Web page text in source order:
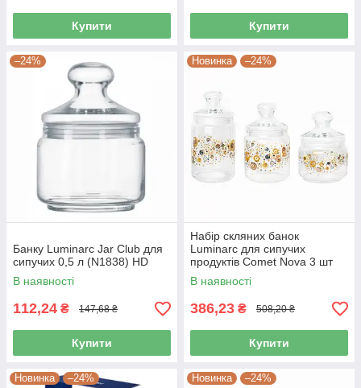
Купити Купити
–24%
Банку Luminarc Jar Club для
сипучих 0,5 л (N1838) HD
В наявності
112,24 ₴ 147,68 ₴
Купити
Новинка –24%
Набір скляних банок
Luminarc для сипучих
продуктів Comet Nova 3 шт
0,5+0,75+1 л (p2332)
В наявності
386,23 ₴ 508,20 ₴
Купити
Новинка –24% Новинка –24%